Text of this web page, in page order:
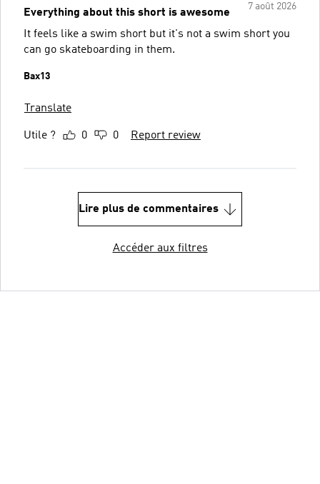
7 août 2026
Everything about this short is awesome
It feels like a swim short but it's not a swim short you
can go skateboarding in them.
Bax13
Translate
Utile ? 0 0 Report review
Lire plus de commentaires
Accéder aux filtres